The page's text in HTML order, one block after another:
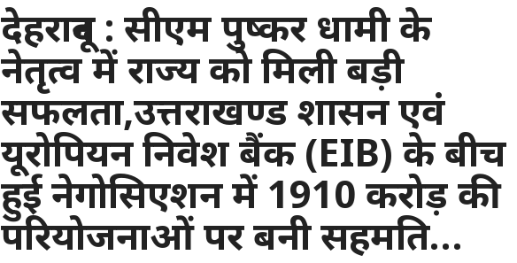
देहरादून : सीएम पुष्कर धामी के
नेतृत्व में राज्य को मिली बड़ी
सफलता,उत्तराखण्ड शासन एवं
यूरोपियन निवेश बैंक (EIB) के बीच
हुई नेगोसिएशन में 1910 करोड़ की
परियोजनाओं पर बनी सहमति…